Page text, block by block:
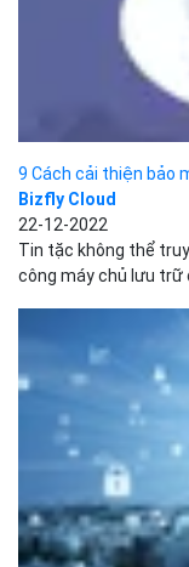
Tin tặc không thể
công máy chủ lưu trữ
Hướng dẫn chống
Bizfly Cloud
22-12-2022
Tấn công DDoS
mạng phổ biến nhất